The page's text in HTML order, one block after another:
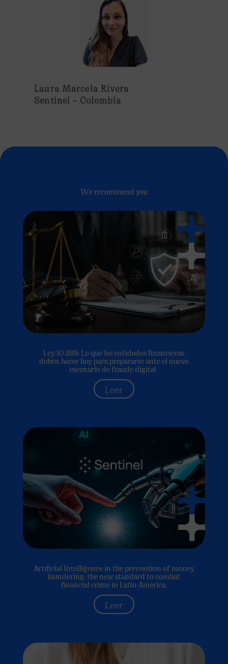
Laura Marcela Rivera
Sentinel – Colombia
We recommend you
Ley 10.889: Lo que las entidades financieras
deben hacer hoy para prepararse ante el nuevo
escenario de fraude digital
Leer
Artificial Intelligence in the prevention of money
laundering: the new standard to combat
financial crime in Latin America.
Leer